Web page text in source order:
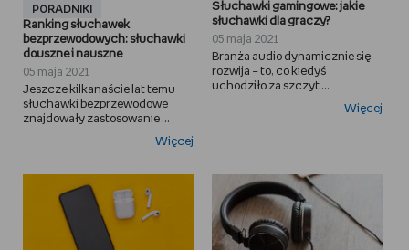
PORADNIKI
Ranking słuchawek
bezprzewodowych: słuchawki
douszne i nauszne
05 maja 2021
Jeszcze kilkanaście lat temu
słuchawki bezprzewodowe
znajdowały zastosowanie ...
Więcej
Słuchawki gamingowe: jakie
słuchawki dla graczy?
05 maja 2021
Branża audio dynamicznie się
rozwija – to, co kiedyś
uchodziło za szczyt ...
Więcej